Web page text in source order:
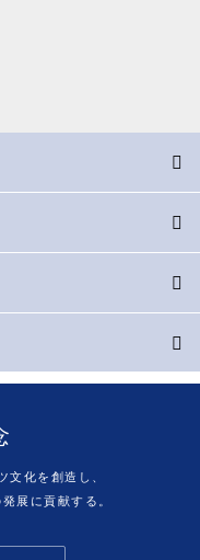
化を創造し、
展に貢献する。